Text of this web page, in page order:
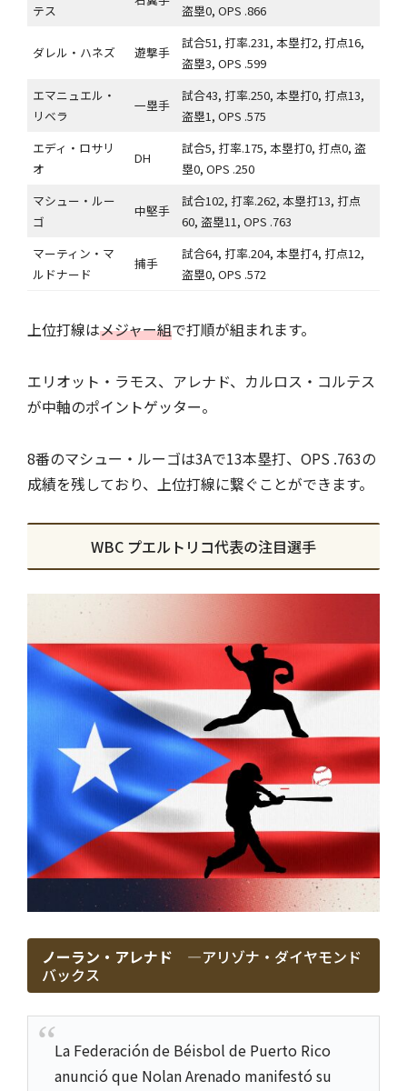
テス
盗塁0, OPS .866
ダレル・ハネズ 遊撃手
試合51, 打率.231, 本塁打2, 打点16,
盗塁3, OPS .599
エマニュエル・
リベラ
一塁手
試合43, 打率.250, 本塁打0, 打点13,
盗塁1, OPS .575
エディ・ロサリ
オ
DH
試合5, 打率.175, 本塁打0, 打点0, 盗
塁0, OPS .250
マシュー・ルー
ゴ
中堅手
試合102, 打率.262, 本塁打13, 打点
60, 盗塁11, OPS .763
マーティン・マ
ルドナード
捕手
試合64, 打率.204, 本塁打4, 打点12,
盗塁0, OPS .572
上位打線はメジャー組で打順が組まれます。
エリオット・ラモス、アレナド、カルロス・コルテス
が中軸のポイントゲッター。
8番のマシュー・ルーゴは3Aで13本塁打、OPS .763の
成績を残しており、上位打線に繋ぐことができます。
WBC プエルトリコ代表の注目選手
ノーラン・アレナド ―アリゾナ・ダイヤモンド
バックス
La Federación de Béisbol de Puerto Rico
anunció que Nolan Arenado manifestó su